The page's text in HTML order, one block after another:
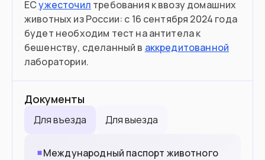
ЕСужесточил требования к ввозу домашних
животных из России: с 16 сентября 2024 года
будет необходим тест на антитела к
бешенству, сделанный в аккредитованной
лаборатории.
Документы
Для въезда Для выезда
Международный паспорт животного